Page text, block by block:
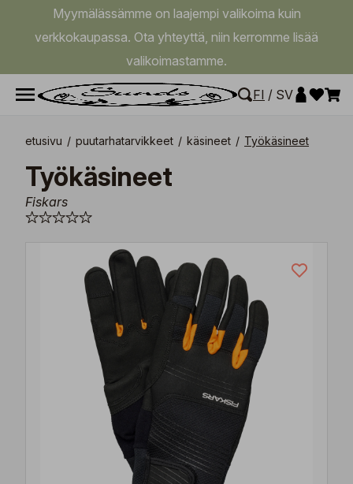
Myymälässämme on laajempi valikoima kuin
verkkokaupassa. Ota yhteyttä, niin kerromme lisää
valikoimastamme.
FI / SV
etusivu / puutarhatarvikkeet / käsineet / Työkäsineet
Työkäsineet
Fiskars